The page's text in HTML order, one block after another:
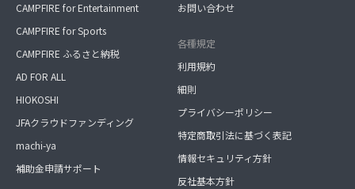
CAMPFIRE for Entertainment
CAMPFIRE for Sports
CAMPFIRE ふるさと納税
AD FOR ALL
HIOKOSHI
JFAクラウドファンディング
machi-ya
補助金申請サポート
お問い合わせ
各種規定
利用規約
細則
プライバシーポリシー
特定商取引法に基づく表記
情報セキュリティ方針
反社基本方針